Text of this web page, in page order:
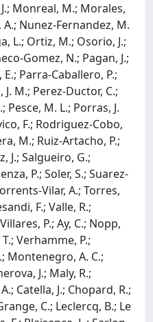
Monreal, M.; Morales,
A.; Nunez-Fernandez, M.
L.; Ortiz, M.; Osorio, J.;
Gomez, N.; Pagan, J.;
Parra-Caballero, P.;
M.; Perez-Ductor, C.;
Pesce, M. L.; Porras, J.
F.; Rodriguez-Cobo,
M.; Ruiz-Artacho, P.;
J.; Salgueiro, G.;
P.; Soler, S.; Suarez-
Vilar, A.; Torres,
F.; Valle, R.;
P.; Ay, C.; Nopp,
Verhamme, P.;
Montenegro, A. C.;
J.; Maly, R.;
Catella, J.; Chopard, R.;
C.; Leclercq, B.; Le